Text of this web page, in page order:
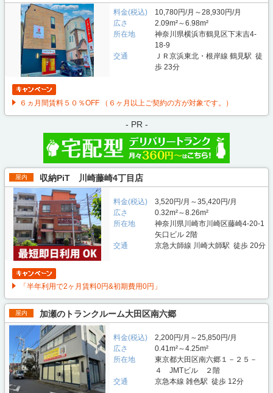
料金(税込)
10,780円/月～28,930円/月
広さ
2.09m²～6.98m²
所在地
神奈川県横浜市鶴見区下末吉4-
18-9
交通
ＪＲ京浜東北・根岸線 鶴見駅 徒
歩 23分
６ヵ月間賃料５０％OFF （６ヶ月以上ご契約の方が対象です。）
- PR -
屋内 収納PiT 川崎藤崎4丁目店
料金(税込)
3,520円/月～35,420円/月
広さ
0.32m²～8.26m²
所在地
神奈川県川崎市川崎区藤崎4-20-1
矢口ビル 2階
交通
京急大師線 川崎大師駅 徒歩 20分
「半年利用で2ヶ月賃料0円&初期費用0円」
屋内 加瀬のトランクルーム大田区南六郷
料金(税込)
2,200円/月～25,850円/月
広さ
0.41m²～4.25m²
所在地
東京都大田区南六郷１－２５－
４ JMTビル ２階
交通
京急本線 雑色駅 徒歩 12分